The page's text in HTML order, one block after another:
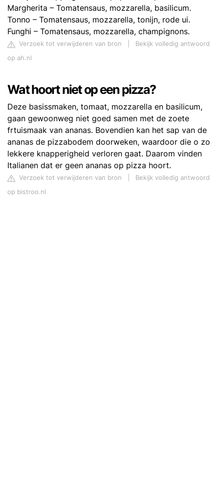
Margherita – Tomatensaus, mozzarella, basilicum.
Tonno – Tomatensaus, mozzarella, tonijn, rode ui.
Funghi – Tomatensaus, mozzarella, champignons.
Verzoek tot verwijderen van bron
Bekijk volledig antwoord
op ah.nl
Wat hoort niet op een pizza?
Deze basissmaken, tomaat, mozzarella en basilicum,
gaan gewoonweg niet goed samen met de zoete
frtuismaak van ananas. Bovendien kan het sap van de
ananas de pizzabodem doorweken, waardoor die o zo
lekkere knapperigheid verloren gaat. Daarom vinden
Italianen dat er geen ananas op pizza hoort.
Verzoek tot verwijderen van bron
Bekijk volledig antwoord
op bistroo.nl